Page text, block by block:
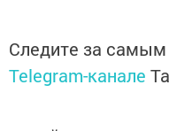
Следите за
Telegram-канале